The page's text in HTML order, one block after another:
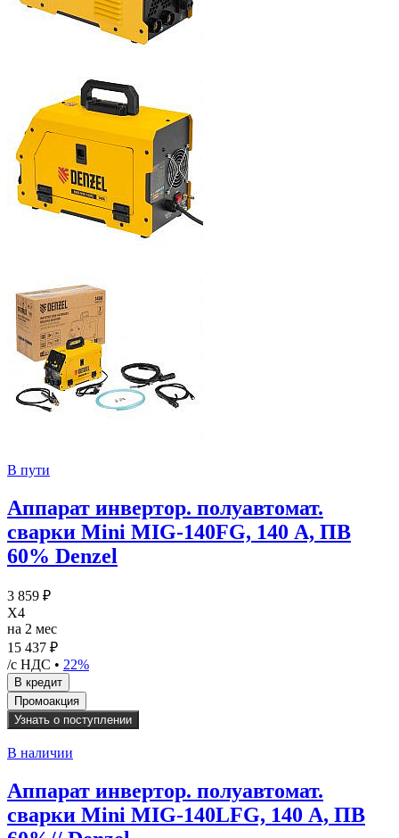
В пути
Аппарат инвертор. полуавтомат.
сварки Mini MIG-140FG, 140 А, ПВ
60% Denzel
3 859 ₽
X4
на 2 мес
15 437 ₽
/с НДС • 22%
Узнать о поступлении
В наличии
Аппарат инвертор. полуавтомат.
сварки Mini MIG-140LFG, 140 А, ПВ